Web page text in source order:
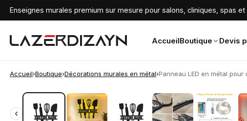
Enseignes murales premium sur mesure pour salons, cliniques, spas
AccueilBoutique Devis
Accueil›Boutique›Décorations murales en métal›Panneau LED en métal pour
‹
‹